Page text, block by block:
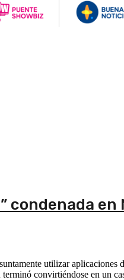
condenada en
utilizar aplicaciones
convirtiéndose en un